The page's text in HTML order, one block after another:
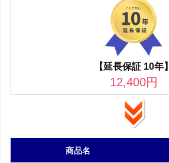
【延長保証 10年】
12,400円
商品名